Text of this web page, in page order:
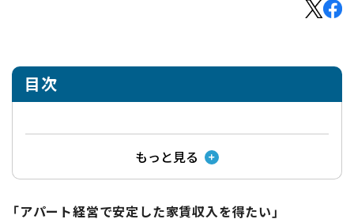
目次
もっと見る
「アパート経営で安定した家賃収入を得たい」